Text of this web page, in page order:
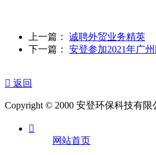
上一篇： 诚聘外贸业务精英
下一篇： 安登参加2021年广
 返回
Copyright © 2000 安登环保科技有限

网站首页